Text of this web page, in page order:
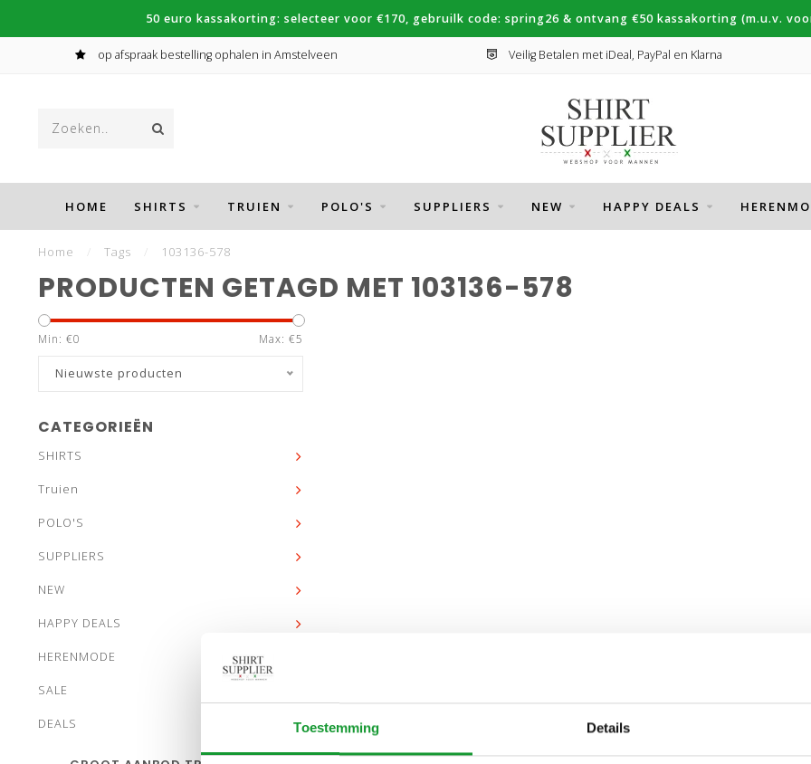
Toestemming Details
50 euro kassakorting: selecteer voor €170, gebruilk code: spring26 & ontvang €50 kassakorting (m.u.v.
op afspraak bestelling ophalen in Amstelveen Veilig Betalen met iDeal, PayPal en Klarna
HOME SHIRTS TRUIEN POLO'S SUPPLIERS NEW HAPPY DEALS
Home Tags 103136-578
PRODUCTEN GETAGD MET 103136-578
Min: €0 Max: €5
Nieuwste producten
CATEGORIEËN
SHIRTS
Truien
POLO'S
SUPPLIERS
NEW
HAPPY DEALS
HERENMODE
SALE
DEALS